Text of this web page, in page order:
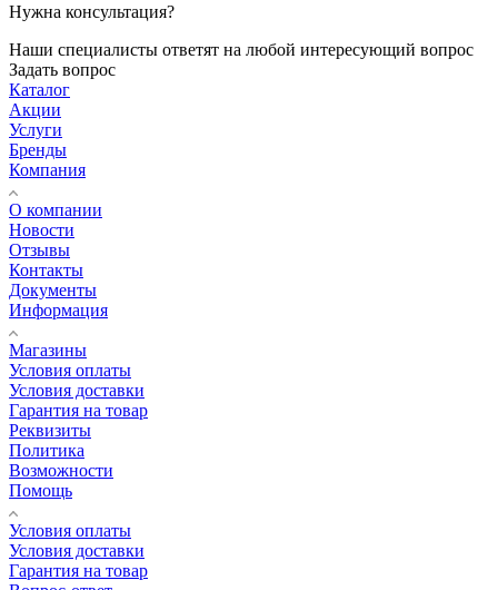
Нужна консультация?
Наши специалисты ответят на любой интересующий вопрос
Задать вопрос
Каталог
Акции
Услуги
Бренды
Компания
О компании
Новости
Отзывы
Контакты
Документы
Информация
Магазины
Условия оплаты
Условия доставки
Гарантия на товар
Реквизиты
Политика
Возможности
Помощь
Условия оплаты
Условия доставки
Гарантия на товар